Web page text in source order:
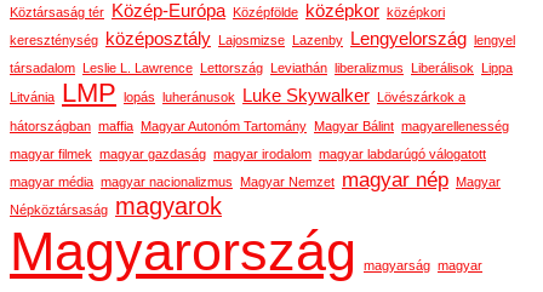
Köztársaság tér
Közép-Európa Középfölde középkor középkori
kereszténység
középosztály Lajosmizse Lazenby Lengyelország
lengyel
társadalom
Leslie L. Lawrence Lettország Leviathán liberalizmus Liberálisok
Lippa
Litvánia LMP lopás luheránusok Luke Skywalker
Lövészárkok a
hátországban maffia Magyar Autonóm Tartomány Magyar Bálint magyarellenesség
magyar filmek magyar gazdaság magyar irodalom magyar labdarúgó válogatott
magyar média magyar nacionalizmus Magyar Nemzet magyar nép Magyar
Népköztársaság magyarok
Magyarország magyarság magyar